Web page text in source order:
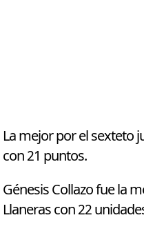
La mejor por el sexteto
con 21 puntos.
Génesis Collazo fue la
Llaneras con 22